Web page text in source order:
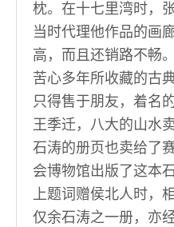
枕。在十七里湾时，
当时代理他作品的画
高，而且还销路不畅
苦心多年所收藏的古
只得售于朋友，着名
王季迁，八大的山水
石涛的册页也卖给了
会博物馆出版了这本
上题词赠侯北人时，
仅余石涛之一册，亦